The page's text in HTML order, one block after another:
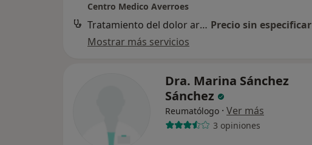
Centro Medico Averroes
Tratamiento del dolor articular Precio sin especificar
Mostrar más servicios
Dra. Marina Sánchez
Sánchez
Reumatólogo · Ver más
3 opiniones